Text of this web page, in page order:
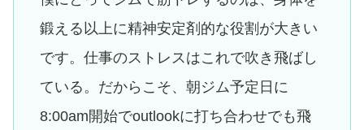
鍛える以上に精神安定剤的な役割が大きい
です。仕事のストレスはこれで吹き飛ばし
ている。だからこそ、朝ジム予定日に
8:00am開始でoutlookに打ち合わせでも飛